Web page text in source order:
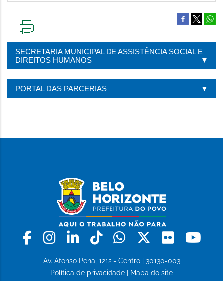
PÁGINA
SECRETARIA MUNICIPAL DE ASSISTÊNCIA SOCIAL E
DIREITOS HUMANOS
PORTAL DAS PARCERIAS
Facebook
Instagram
LinkedinTiktokWhatsapp
X Flickr
Av. Afonso Pena, 1212 - Centro | 30130-003
Política de privacidade
Mapa do site